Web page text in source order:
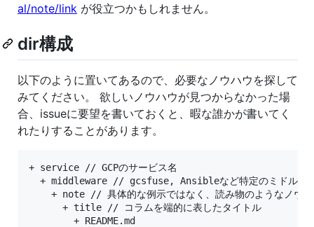
al/note/link が役立つかもしれません。
dir構成
以下のように置いてあるので、必要なノウハウを探して
みてください。 欲しいノウハウが見つからなかった場
合、issueに要望を書いておくと、暇な誰かが書いてく
れたりすることがあります。
+ service // GCPのサービス名
+ middleware // gcsfuse, Ansibleなど特定のミドルウ
+ note // 具体的な例示ではなく、読み物のようなノウ
      + title // コラムを端的に表したタイトル
        + README.md